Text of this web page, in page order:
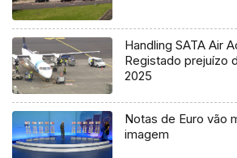
Handling SATA Air
Registado prejuízo
2025
Notas de Euro vão
imagem